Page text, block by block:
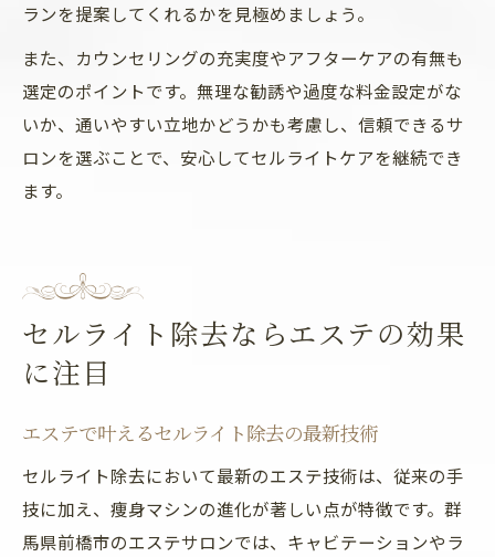
ランを提案してくれるかを見極めましょう。
また、カウンセリングの充実度やアフターケアの有無も
選定のポイントです。無理な勧誘や過度な料金設定がな
いか、通いやすい立地かどうかも考慮し、信頼できるサ
ロンを選ぶことで、安心してセルライトケアを継続でき
ます。
セルライト除去ならエステの効果
に注目
エステで叶えるセルライト除去の最新技術
セルライト除去において最新のエステ技術は、従来の手
技に加え、痩身マシンの進化が著しい点が特徴です。群
馬県前橋市のエステサロンでは、キャビテーションやラ